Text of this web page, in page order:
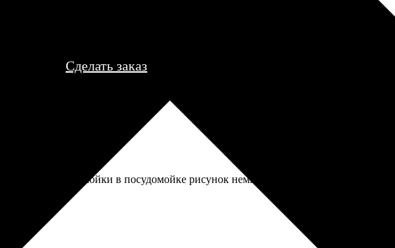
Сделать заказ
первой же мойки в посудомойке рисунок немного потускнел, что